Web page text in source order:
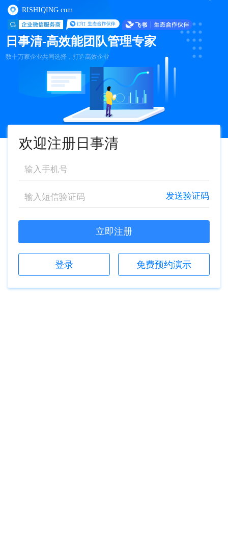
RISHIQING.com
日事清-高效能团队管理专家
数十万家企业共同选择，打造高效企业
欢迎注册日事清
发送验证码
立即注册
登录 免费预约演示